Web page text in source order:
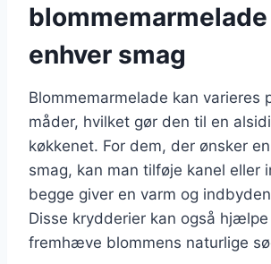
enhver smag
Blommemarmelade kan varieres
måder, hvilket gør den til en
køkkenet. For dem, der ønsker
smag, kan man tilføje kanel eller
begge giver en varm og
Disse krydderier kan også
fremhæve blommens naturlige